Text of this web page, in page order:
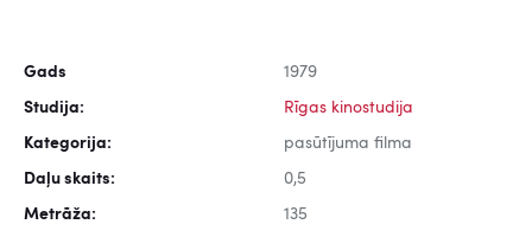
Gads 1979
Studija: Rīgas kinostudija
Kategorija: pasūtījuma filma
Daļu skaits: 0,5
Metrāža: 135